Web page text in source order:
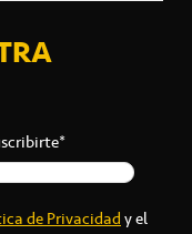
de Privacidady el